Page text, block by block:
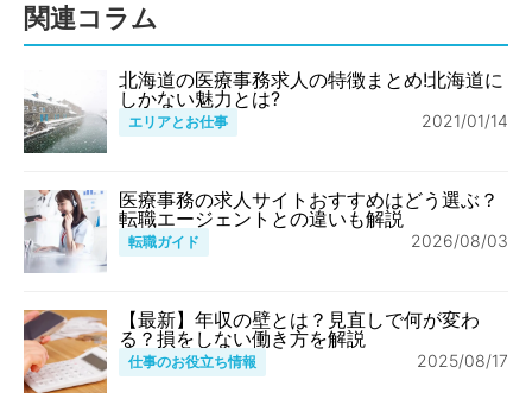
関連コラム
北海道の医療事務求人の特徴まとめ!北海道に
しかない魅力とは?
エリアとお仕事 2021/01/14
医療事務の求人サイトおすすめはどう選ぶ？
転職エージェントとの違いも解説
転職ガイド 2026/08/03
【最新】年収の壁とは？見直しで何が変わ
る？損をしない働き方を解説
仕事のお役立ち情報 2025/08/17